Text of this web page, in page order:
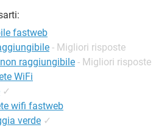
fastweb
- Migliori risposte
raggiungibile - Migliori risposte
WiFi
✓
wifi fastweb
verde ✓